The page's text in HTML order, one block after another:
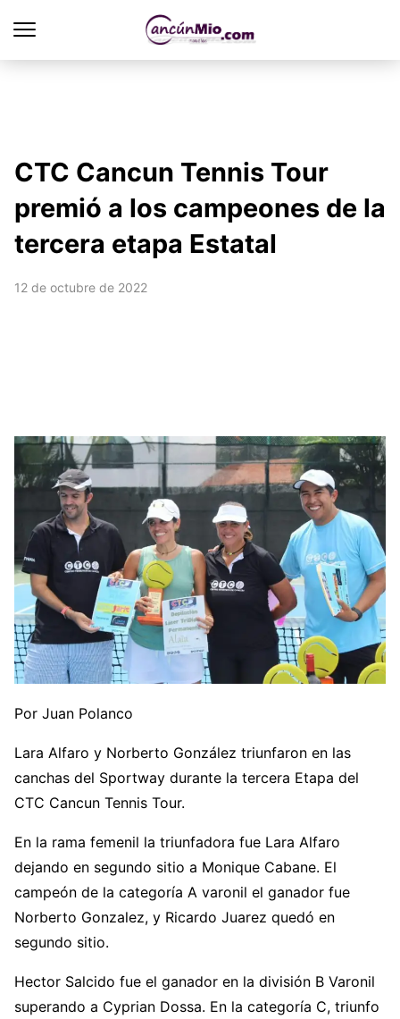
CTC Cancun Tennis Tour
premió a los campeones de la
tercera etapa Estatal
12 de octubre de 2022
Por Juan Polanco
Lara Alfaro y Norberto González triunfaron en las
canchas del Sportway durante la tercera Etapa del
CTC Cancun Tennis Tour.
En la rama femenil la triunfadora fue Lara Alfaro
dejando en segundo sitio a Monique Cabane. El
campeón de la categoría A varonil el ganador fue
Norberto Gonzalez, y Ricardo Juarez quedó en
segundo sitio.
Hector Salcido fue el ganador en la división B Varonil
superando a Cyprian Dossa. En la categoría C, triunfo